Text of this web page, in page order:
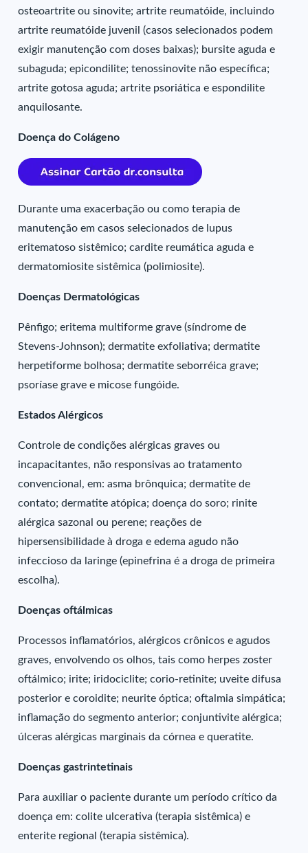
osteoartrite ou sinovite; artrite reumatóide, incluindo
artrite reumatóide juvenil (casos selecionados podem
exigir manutenção com doses baixas); bursite aguda e
subaguda; epicondilite; tenossinovite não específica;
artrite gotosa aguda; artrite psoriática e espondilite
anquilosante.
Doença do Colágeno
Durante uma exacerbação ou como terapia de
manutenção em casos selecionados de lupus
eritematoso sistêmico; cardite reumática aguda e
dermatomiosite sistêmica (polimiosite).
Doenças Dermatológicas
Pênfigo; eritema multiforme grave (síndrome de
Stevens-Johnson); dermatite exfoliativa; dermatite
herpetiforme bolhosa; dermatite seborréica grave;
psoríase grave e micose fungóide.
Estados Alérgicos
Controle de condições alérgicas graves ou
incapacitantes, não responsivas ao tratamento
convencional, em: asma brônquica; dermatite de
contato; dermatite atópica; doença do soro; rinite
alérgica sazonal ou perene; reações de
hipersensibilidade à droga e edema agudo não
infeccioso da laringe (epinefrina é a droga de primeira
escolha).
Doenças oftálmicas
Processos inflamatórios, alérgicos crônicos e agudos
graves, envolvendo os olhos, tais como herpes zoster
oftálmico; irite; iridociclite; corio-retinite; uveite difusa
posterior e coroidite; neurite óptica; oftalmia simpática;
inflamação do segmento anterior; conjuntivite alérgica;
úlceras alérgicas marginais da córnea e queratite.
Doenças gastrintetinais
Para auxiliar o paciente durante um período crítico da
doença em: colite ulcerativa (terapia sistêmica) e
enterite regional (terapia sistêmica).